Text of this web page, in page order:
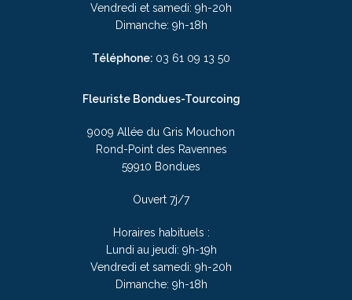
Vendredi et samedi: 9h-20h
Dimanche: 9h-18h
Téléphone: 03 61 09 13 50
Fleuriste Bondues-Tourcoing
9009 Allée du Gris Mouchon
Rond-Point des Ravennes
59910 Bondues
Ouvert 7j/7
Horaires habituels :
Lundi au jeudi: 9h-19h
Vendredi et samedi: 9h-20h
Dimanche: 9h-18h